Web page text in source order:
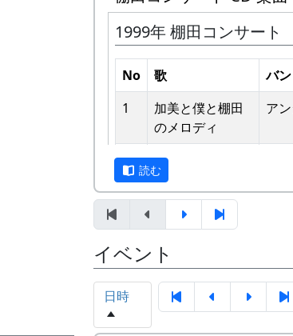
私達は、この「棚田のうた ～
美の里へ～」で出場した年、“
ことができました。賞品は何
の卵、半年分」でした。
田んぼの真ん中で山積みの卵
り、バンドメンバーで分けて
としてたら、他のバンドに目茶
ましがられたのを覚えています
しばらくメンバーのお家では、
まごかけごはん”や“卵料理”を
でき、「音楽やっててよかった
った瞬間でした～。 (ポン四郎
棚田のイネに
予告編
「この村に、喰われる」、「こ
ってやる」って、いやいやい
そんな村じゃありませんよ。
1999年 棚田コンサート
No 歌
バ
1
加美と僕と棚⽥
のメロディ
ア
2 歌おうみんなで
ワンス・アン
ド・フォーエバ
ー
4
僕の中のふるさ
H
読む
イベント
日時